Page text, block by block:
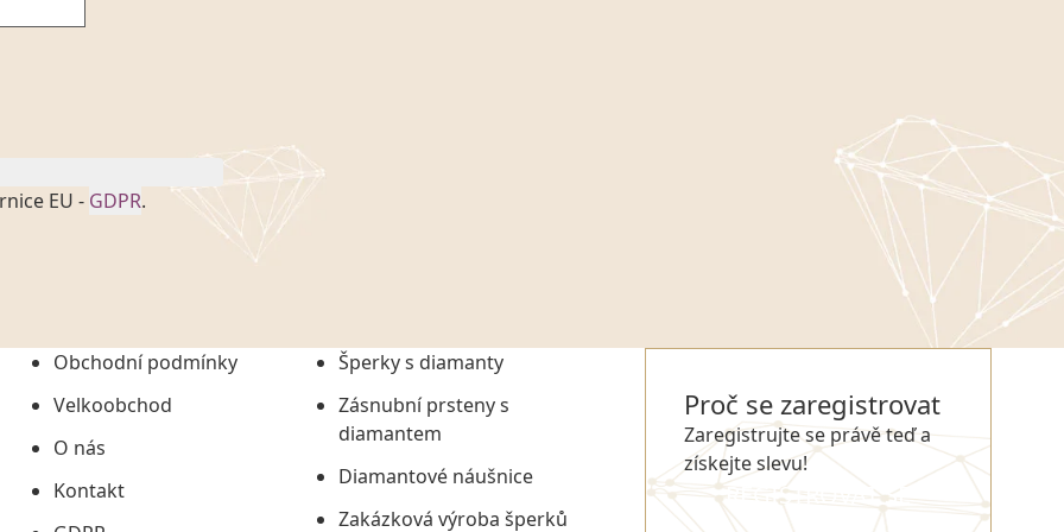
EU - GDPR.
č. 101/2000 Sb. v
uchováním veškerých
údajů či jako jeho
informací, nejdéle
Obchodní podmínky
Velkoobchod
O nás
Kontakt
Šperky s diamanty
Zásnubní prsteny s
diamantem
Diamantové náušnice
Zakázková výroba šperků
Proč se zaregistrovat
Zaregistrujte se právě teď a
získejte slevu!
REGISTROVAT SE